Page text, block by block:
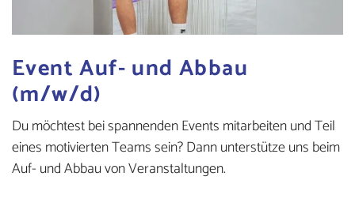
Event Auf- und Abbau
(m/w/d)
Du möchtest bei spannenden Events mitarbeiten und Teil
eines motivierten Teams sein? Dann unterstütze uns beim
Auf- und Abbau von Veranstaltungen.